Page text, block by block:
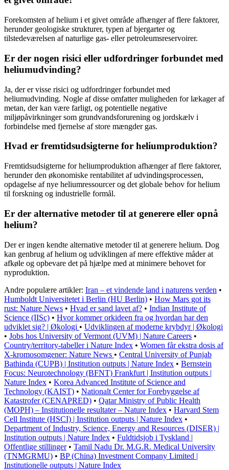
Forekomsten af helium i et givet område afhænger af flere faktorer,
herunder geologiske strukturer, typen af ​​bjergarter og
tilstedeværelsen af ​​naturlige gas- eller petroleumsreservoirer.
Er der nogen risici eller udfordringer forbundet med
heliumudvinding?
Ja, der er visse risici og udfordringer forbundet med
heliumudvinding. Nogle af disse omfatter muligheden for lækager af
metan, der kan være farligt, og potentielle negative
miljøpåvirkninger som grundvandsforurening og jordskælv i
forbindelse med fjernelse af store mængder gas.
Hvad er fremtidsudsigterne for heliumproduktion?
Fremtidsudsigterne for heliumproduktion afhænger af flere faktorer,
herunder den økonomiske rentabilitet af udvindingsprocessen,
opdagelse af nye heliumressourcer og det globale behov for helium
til forskning og industrielle formål.
Er der alternative metoder til at generere eller opnå
helium?
Der er ingen kendte alternative metoder til at generere helium. Dog
kan genbrug af helium og udviklingen af mere effektive måder at
afkøle og opbevare det på hjælpe med at minimere behovet for
nyproduktion.
Andre populære artikler: Iran – et vindende land i naturens verden •
Humboldt Universitetet i Berlin (HU Berlin) • How Mars got its
rust: Nature News • Hvad er sand lavet af? • Indian Institute of
Science (IISc) • Hvor kommer orkideen fra og hvordan har den
udviklet sig? | Økologi • Udviklingen af moderne krybdyr | Økologi
• Jobs hos University of Vermont (UVM) | Nature Careers •
Country/territory-tabeller i Nature Index • Women får ekstra dosis af
X-kromosomgener: Nature News • Central University of Punjab
Bathinda (CUPB) | Institution outputs | Nature Index • Bernstein
Focus: Neurotechnology (BFNT) Frankfurt | Institution outputs |
Nature Index • Korea Advanced Institute of Science and
Technology (KAIST) • Nationalt Center for Forebyggelse af
Katastrofer (CENAPRED) • Qatar Ministry of Public Health
(MOPH) – Institutionelle resultater – Nature Index • Harvard Stem
Cell Institute (HSCI) | Institution outputs | Nature Index •
Department of Industry, Science, Energy and Resources (DISER) |
Institution outputs | Nature Index • Fuldtidsjob i Tyskland |
Offentlige stillinger• Tamil Nadu Dr. M.G.R. Medical University
(TNMGRMU) • BP (China) Investment Company Limited |
Institutionelle outputs | Nature Index